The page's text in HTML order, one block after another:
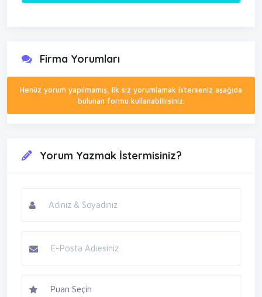
Firma Yorumları
Henüz yorum yapılmamış, ilk siz yorumlamak isterseniz aşağıda
bulunan formu kullanabilirsiniz.
Yorum Yazmak İstermisiniz?